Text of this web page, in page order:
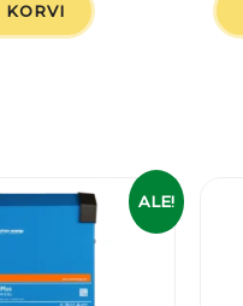
KORVI
ALE!
hind
oli:
Praegune
hind
on: